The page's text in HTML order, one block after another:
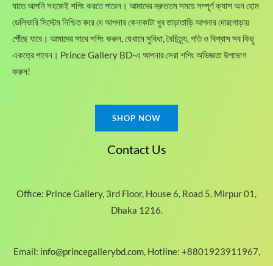
যাতে আপনি সহজেই শপিং করতে পারেন। আমাদের দ্রুততম সময়ে সম্পূর্ণ ক্যাশ অন হোম
ডেলিভারি সিস্টেম নিশ্চিত করে যে আপনার কেনাকাটা খুব তাড়াতাড়ি আপনার দোরগোড়ায়
পৌঁছে যাবে। আমাদের সাথে শপিং করুন, যেখানে সুবিধা, বৈচিত্র্য, গতি ও বিশ্বাস সব কিছু
একত্রে পাবেন। Prince Gallery BD-এ আপনার সেরা শপিং অভিজ্ঞতা উপভোগ
করুন!
SHOP NOW
Contact Us
Office: Prince Gallery, 3rd Floor, House 6, Road 5, Mirpur 01,
Dhaka 1216.
Email: info@princegallerybd.com, Hotline: +8801923911967,